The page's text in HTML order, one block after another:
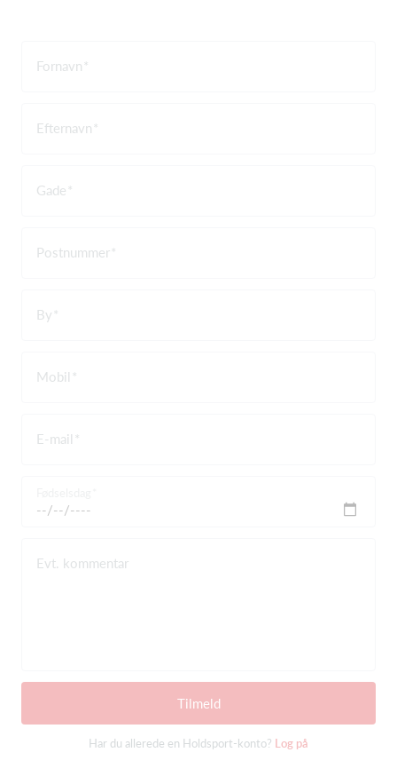
Fornavn
Efternavn
Gade
Postnummer
By
Mobil
E-mail
Evt. kommentar
Tilmeld
Har du allerede en Holdsport-konto? Log på